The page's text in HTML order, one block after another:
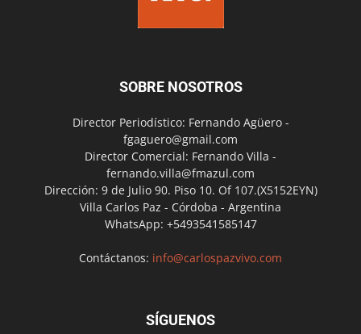
SOBRE NOSOTROS
Director Periodístico: Fernando Agüero -
fgaguero@gmail.com
Director Comercial: Fernando Villa -
fernando.villa@fmazul.com
Dirección: 9 de Julio 90. Piso 10. Of 107.(X5152EYN)
Villa Carlos Paz - Córdoba - Argentina
WhatsApp: +5493541585147
Contáctanos: info@carlospazvivo.com
SÍGUENOS